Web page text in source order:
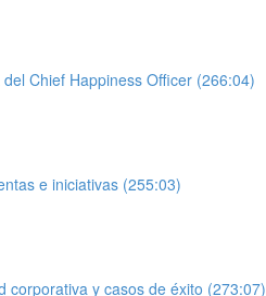
Chief Happiness Officer (266:04)
e iniciativas (255:03)
corporativa y casos de éxito (273:07)